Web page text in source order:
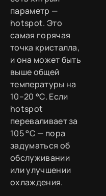
параметр —
hotspot. Это
самая горячая
точка кристалла,
и она может быть
выше общей
температуры на
10–20 °C. Если
hotspot
переваливает за
105 °C — пора
задуматься об
обслуживании
или улучшении
охлаждения.